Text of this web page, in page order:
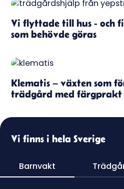
Vi flyttade till hus - och
som behövde göras
Klematis – växten som
trädgård med färgprakt
Vi finns i hela Sverige
Barnvakt